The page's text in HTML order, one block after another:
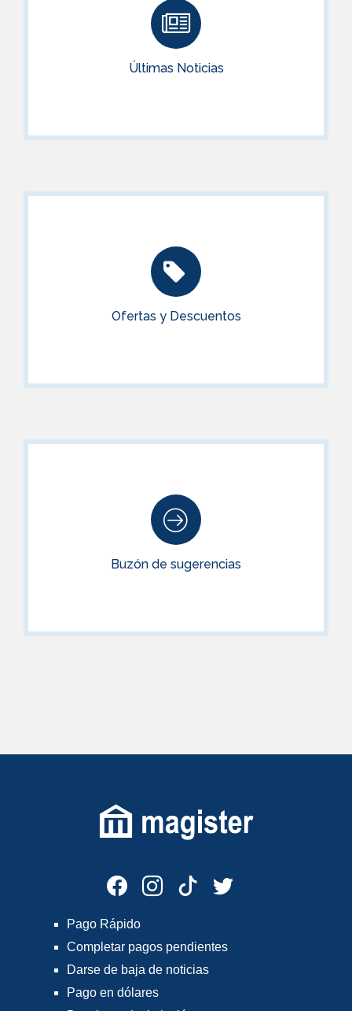
Últimas Noticias
Últimas Noticias
Noticias para opositores e interinidades
Ofertas y Descuentos
Ofertas y Descuentos
Mira las últimas ofertas y descuentos disponibles
VER OFERTAS
Buzón de sugerencias
Buzón de sugerencias
Déjanos tu sugerencia, gracias a ti mejoramos día a día.
ACCEDER
Pago Rápido
Completar pagos pendientes
Darse de baja de noticias
Pago en dólares